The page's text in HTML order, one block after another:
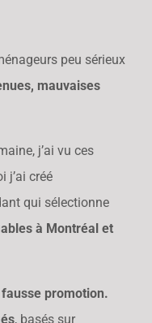
peu sérieux
mauvaises
j’ai vu ces
j’ai créé
qui sélectionne
à Montréal et
promotion.
, basés sur